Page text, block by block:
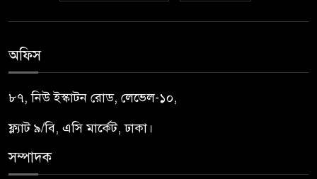
অফিস
৮৭, নিউ ইস্কাটন রোড, লেভেল-১০,
ফ্ল্যাট ৯/বি, এসি মার্কেট, ঢাকা।
সম্পাদক